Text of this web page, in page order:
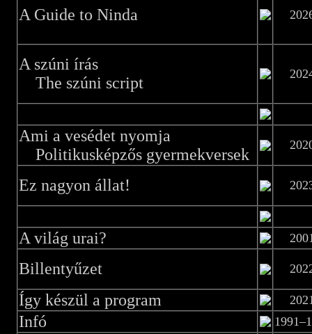
A Guide to Ninda
A szúni írás
The szúni script
Ami a vesédet nyomja
Politikusképzős gyermekversek
Ez nagyon állat!
A világ urai?
Billentyűzet
Így készül a program
Infó